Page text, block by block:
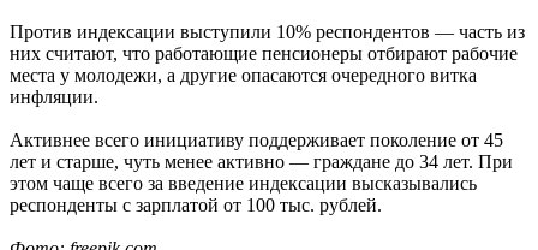
Против индексации выступили 10% респондентов — часть из
них считают, что работающие пенсионеры отбирают рабочие
места у молодежи, а другие опасаются очередного витка
инфляции.
Активнее всего инициативу поддерживает поколение от 45
лет и старше, чуть менее активно — граждане до 34 лет. При
этом чаще всего за введение индексации высказывались
респонденты с зарплатой от 100 тыс. рублей.